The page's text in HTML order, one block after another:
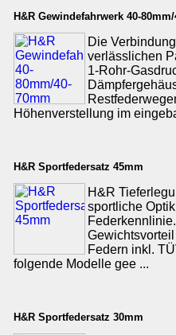
H&R Gewindefahrwerk 40-
Die
verlässlichen
1-Rohr-
Höhenverstellung im
H&R Sportfedersatz 45mm
H&R
sportliche
Federn inkl.
folgende Modelle gee ...
H&R Sportfedersatz 30mm